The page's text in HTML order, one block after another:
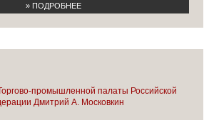
» ПОДРОБНЕЕ
промышленной палаты Российской
Дмитрий А. Московкин